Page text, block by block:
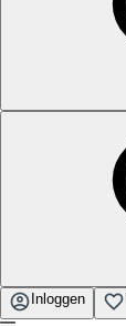
Inloggen